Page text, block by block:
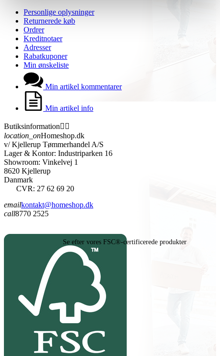
Personlige oplysninger
Returnerede køb
Ordrer
Kreditnotaer
Adresser
Rabatkuponer
Min ønskeliste
Min artikel kommentarer
Min artikel info
Butiksinformation 
location_onHomeshop.dk
v/ Kjellerup Tømmerhandel A/S
Lager & Kontor: Industriparken 16
Showroom: Vinkelvej 1
8620 Kjellerup
Danmark
CVR: 27 62 69 20
emailkontakt@homeshop.dk
call8770 2525
Se efter vores FSC®-certificerede produkter